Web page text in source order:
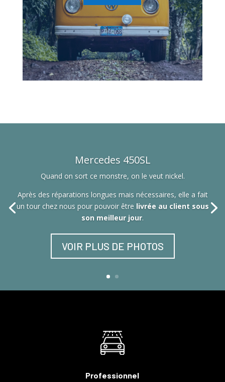
Mercedes 450SL
Quand on sort ce monstre, on le veut nickel.
Après des réparations longues mais nécessaires, elle a fait
un tour chez nous pour pouvoir être livrée au client sous
son meilleur jour.
VOIR PLUS DE PHOTOS
Professionnel